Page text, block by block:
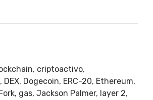
, criptoactivo,
, DEX, Dogecoin, ERC-20, Ethereum,
, gas, Jackson Palmer, layer 2,